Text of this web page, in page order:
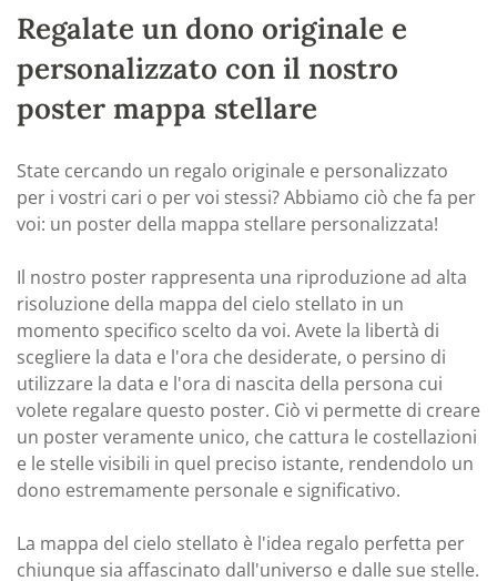
Regalate un dono originale e
personalizzato con il nostro
poster mappa stellare
State cercando un regalo originale e personalizzato
per i vostri cari o per voi stessi? Abbiamo ciò che fa per
voi: un poster della mappa stellare personalizzata!
Il nostro poster rappresenta una riproduzione ad alta
risoluzione della mappa del cielo stellato in un
momento specifico scelto da voi. Avete la libertà di
scegliere la data e l'ora che desiderate, o persino di
utilizzare la data e l'ora di nascita della persona cui
volete regalare questo poster. Ciò vi permette di creare
un poster veramente unico, che cattura le costellazioni
e le stelle visibili in quel preciso istante, rendendolo un
dono estremamente personale e significativo.
La mappa del cielo stellato è l'idea regalo perfetta per
chiunque sia affascinato dall'universo e dalle sue stelle.